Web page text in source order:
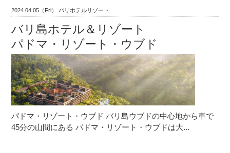
2024.04.05（Fri） バリホテルリゾート
バリ島ホテル＆リゾート
パドマ・リゾート・ウブド
パドマ・リゾート・ウブド バリ島ウブドの中心地から車で
45分の山間にある パドマ・リゾート・ウブドは大...